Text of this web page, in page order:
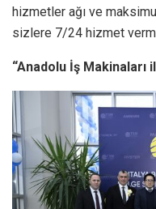
hizmetler ağı ve
sizlere 7/24 hizmet
“Anadolu İş Makinaları